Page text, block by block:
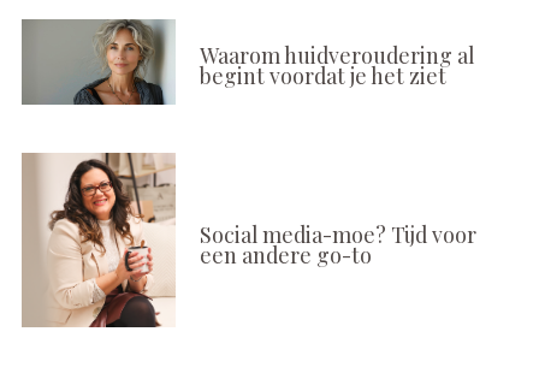
Waarom huidveroudering al
begint voordat je het ziet
Social media-moe? Tijd voor
een andere go-to